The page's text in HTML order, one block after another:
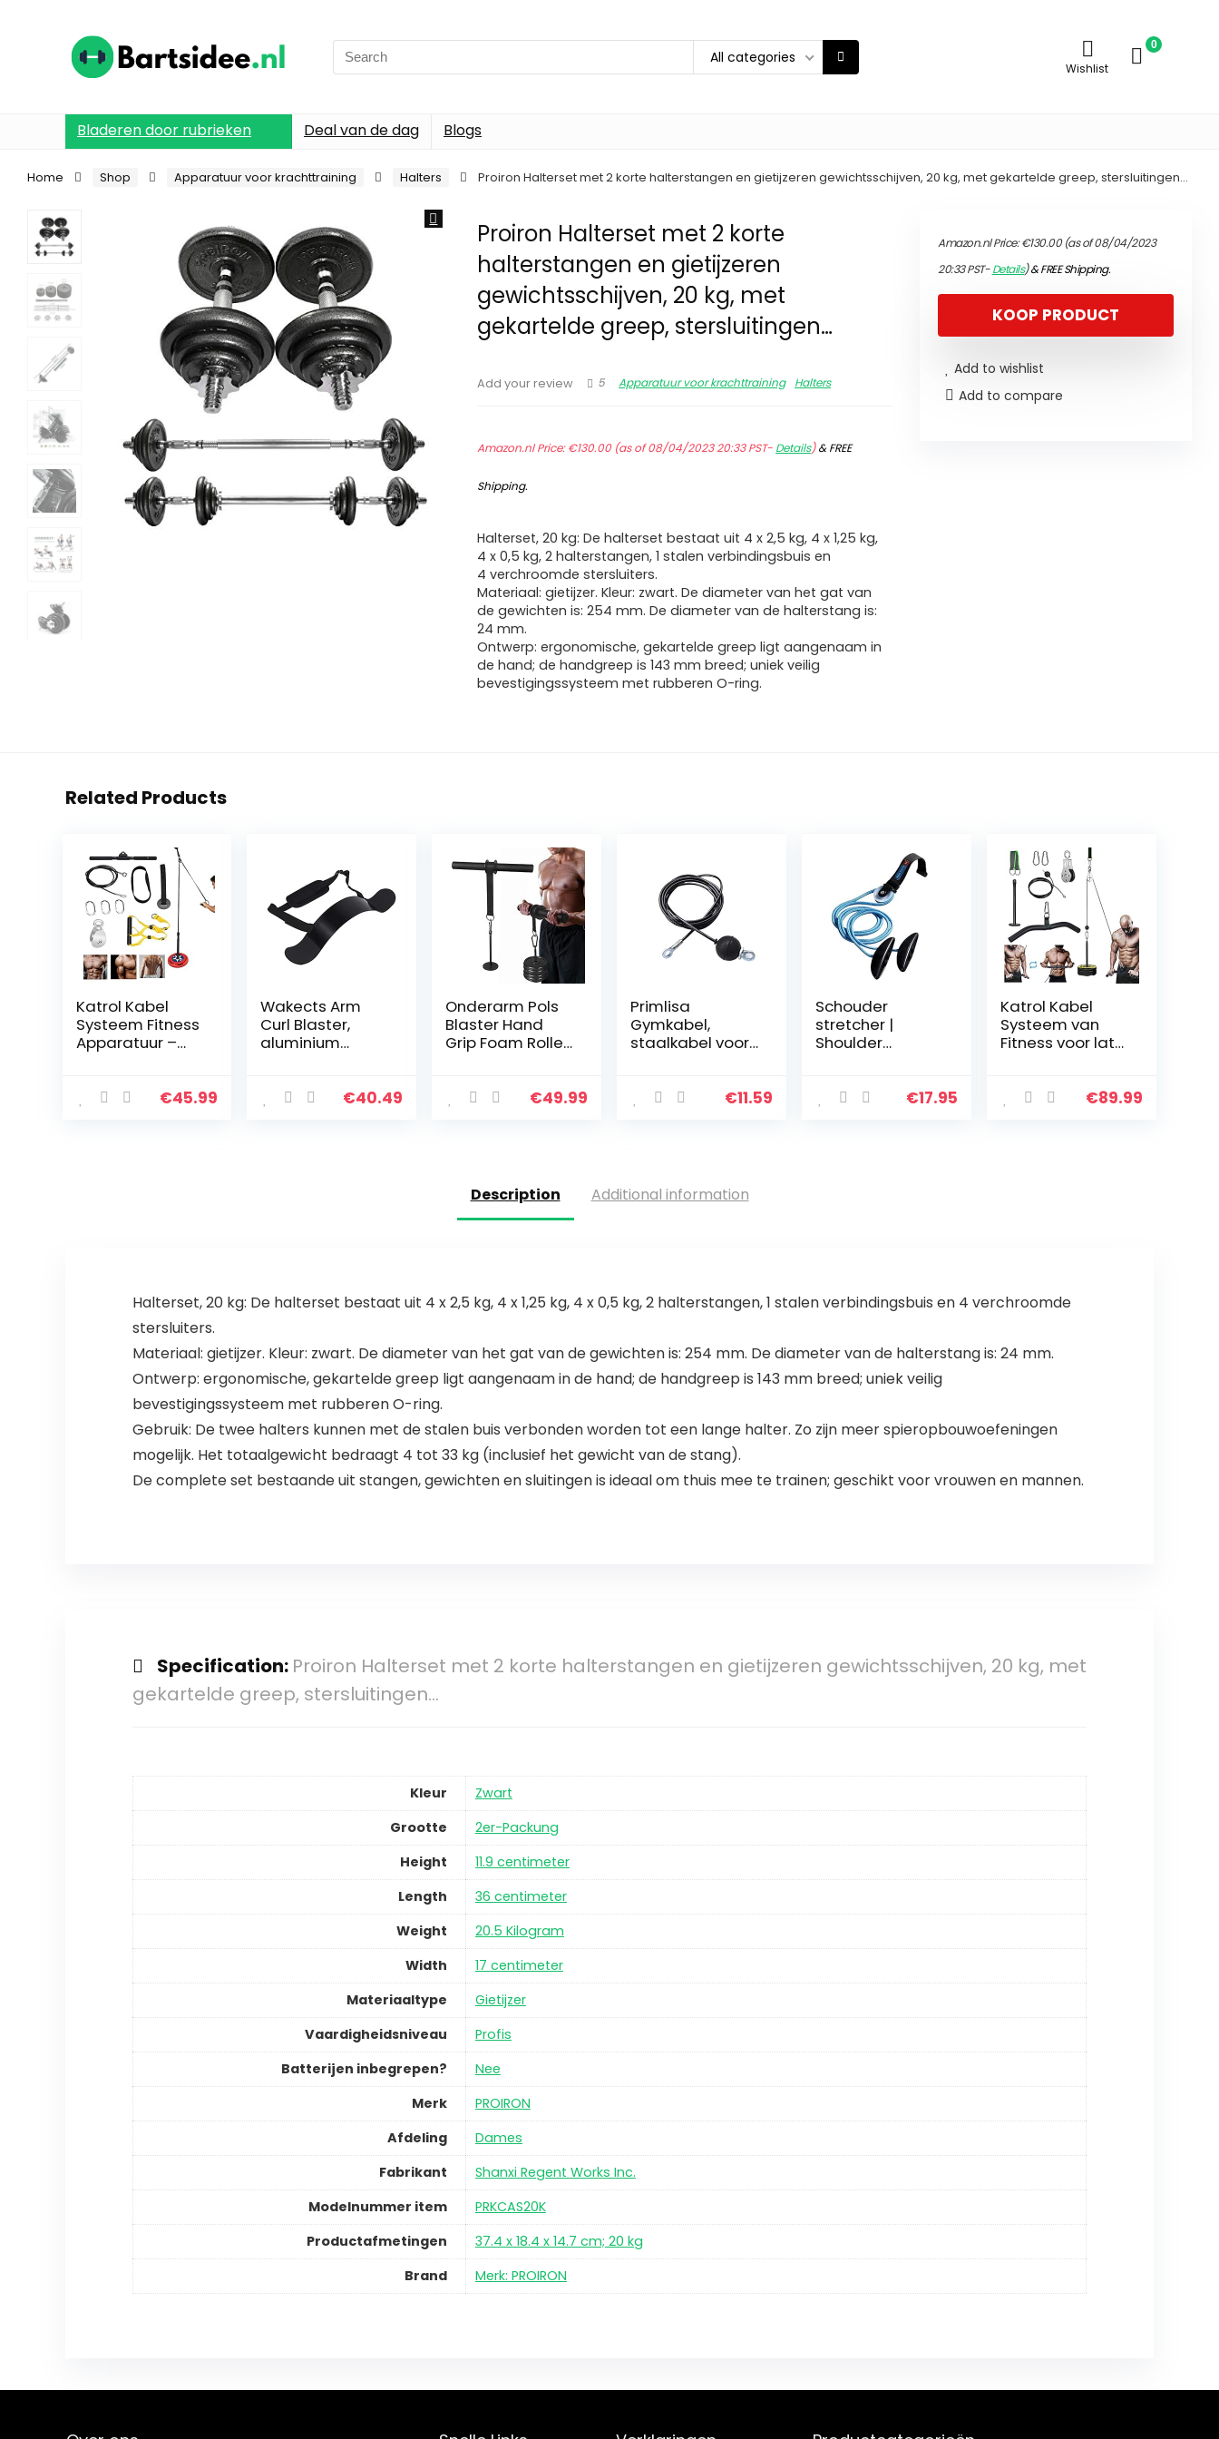
Search
for:
All categories
Wishlist
0
Bladeren door rubrieken Deal van de dag Blogs
Home Shop Apparatuur voor krachttraining Halters Proiron Halterset met 2 korte halterstangen en gietijzeren gewichtsschijven, 20 kg, met gekartelde greep, stersluitingen…
Proiron Halterset met 2 korte
halterstangen en gietijzeren
gewichtsschijven, 20 kg, met
gekartelde greep, stersluitingen…
Add your review 5 Apparatuur voor krachttraining Halters
Amazon.nl Price:€130.00(as of 08/04/2023 20:33 PST- Details)&FREE
Shipping.
Halterset, 20 kg: De halterset bestaat uit 4 x 2,5 kg, 4 x 1,25 kg,
4 x 0,5 kg, 2 halterstangen, 1 stalen verbindingsbuis en
4 verchroomde stersluiters.
Materiaal: gietijzer. Kleur: zwart. De diameter van het gat van
de gewichten is: 254 mm. De diameter van de halterstang is:
24 mm.
Ontwerp: ergonomische, gekartelde greep ligt aangenaam in
de hand; de handgreep is 143 mm breed; uniek veilig
bevestigingssysteem met rubberen O-ring.
Amazon.nl Price:€130.00(as of 08/04/2023
20:33 PST-Details)&FREE Shipping.
KOOP PRODUCT
Add to wishlist
Add to compare
Related Products
Katrol Kabel
Systeem Fitness
Apparatuur –
krachttraining
€45.99
Wakects Arm
Curl Blaster,
aluminium
geweldig voor
€40.49
Onderarm Pols
Blaster Hand
Grip Foam Roller
Apparaat Thuis
€49.99
Primlisa
Gymkabel,
staalkabel voor
staalkabel,
€11.59
Schouder
stretcher |
Shoulder
| Met katrol |€17.95
Katrol Kabel
Systeem van
Fitness voor lat
met Handvatten
€89.99
Description Additional information
Halterset, 20 kg: De halterset bestaat uit 4 x 2,5 kg, 4 x 1,25 kg, 4 x 0,5 kg, 2 halterstangen, 1 stalen verbindingsbuis en 4 verchroomde
stersluiters.
Materiaal: gietijzer. Kleur: zwart. De diameter van het gat van de gewichten is: 254 mm. De diameter van de halterstang is: 24 mm.
Ontwerp: ergonomische, gekartelde greep ligt aangenaam in de hand; de handgreep is 143 mm breed; uniek veilig
bevestigingssysteem met rubberen O-ring.
Gebruik: De twee halters kunnen met de stalen buis verbonden worden tot een lange halter. Zo zijn meer spieropbouwoefeningen
mogelijk. Het totaalgewicht bedraagt 4 tot 33 kg (inclusief het gewicht van de stang).
De complete set bestaande uit stangen, gewichten en sluitingen is ideaal om thuis mee te trainen; geschikt voor vrouwen en mannen.
Specification: Proiron Halterset met 2 korte halterstangen en gietijzeren gewichtsschijven, 20 kg, met
gekartelde greep, stersluitingen…
Kleur
Zwart
Grootte
2er-Packung
Height
11.9 centimeter
Length
36 centimeter
Weight
20.5 Kilogram
Width
17 centimeter
Materiaaltype
Gietijzer
Vaardigheidsniveau
Profis
Batterijen inbegrepen?
Nee
Merk
PROIRON
Afdeling
Dames
Fabrikant
Shanxi Regent Works Inc.
Modelnummer item
PRKCAS20K
Productafmetingen
37.4 x 18.4 x 14.7 cm; 20 kg
Brand
Merk: PROIRON